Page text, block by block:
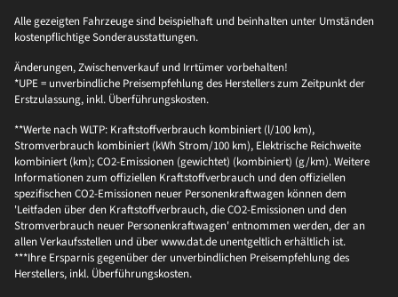
Alle gezeigten Fahrzeuge sind beispielhaft und beinhalten unter Umständen
kostenpflichtige Sonderausstattungen.
Änderungen, Zwischenverkauf und Irrtümer vorbehalten!
*UPE = unverbindliche Preisempfehlung des Herstellers zum Zeitpunkt der
Erstzulassung, inkl. Überführungskosten.
**Werte nach WLTP: Kraftstoffverbrauch kombiniert (l/100 km),
Stromverbrauch kombiniert (kWh Strom/100 km), Elektrische Reichweite
kombiniert (km); CO2-Emissionen (gewichtet) (kombiniert) (g/km). Weitere
Informationen zum offiziellen Kraftstoffverbrauch und den offiziellen
spezifischen CO2-Emissionen neuer Personenkraftwagen können dem
'Leitfaden über den Kraftstoffverbrauch, die CO2-Emissionen und den
Stromverbrauch neuer Personenkraftwagen' entnommen werden, der an
allen Verkaufsstellen und über www.dat.de unentgeltlich erhältlich ist.
***Ihre Ersparnis gegenüber der unverbindlichen Preisempfehlung des
Herstellers, inkl. Überführungskosten.